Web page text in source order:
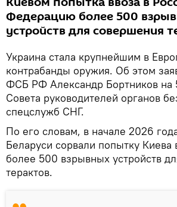
Федерацию более 500
устройств для совершения
Украина стала крупнейшим в
контрабанды оружия. Об этом
ФСБ РФ Александр Бортников на
Совета руководителей органов
спецслужб СНГ.
По его словам, в начале 2026
Беларуси сорвали попытку Киева
более 500 взрывных устройств
терактов.